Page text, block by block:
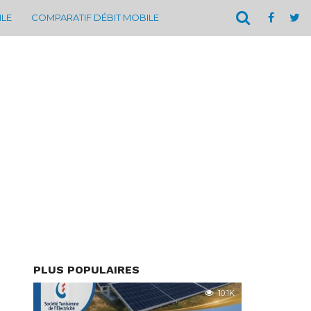
COMPARATIF DÉBIT MOBILE
PLUS POPULAIRES
10.1K